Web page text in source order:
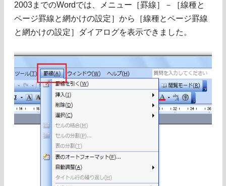
2003までのWordでは、メニュー［罫線］－［線種と
ページ罫線と網かけの設定］から［線種とページ罫線
と網かけの設定］ダイアログを表示できました。